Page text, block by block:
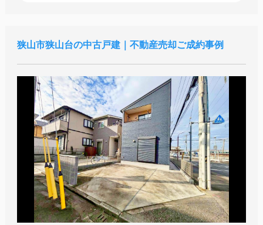
狭山市狭山台の中古戸建｜不動産売却ご成約事例